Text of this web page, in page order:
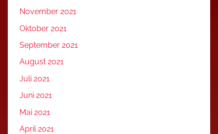
November 2021
Oktober 2021
September 2021
August 2021
Juli 2021
Juni 2021
Mai 2021
April 2021